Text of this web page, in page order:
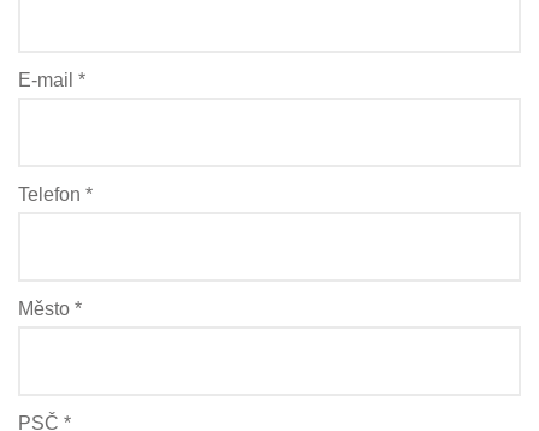
E-mail *
Telefon *
Město *
PSČ *